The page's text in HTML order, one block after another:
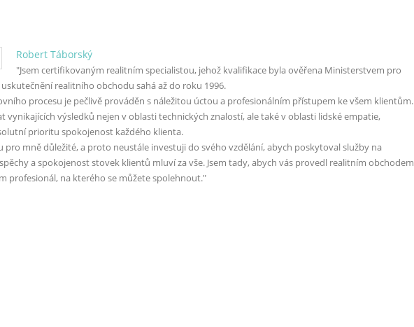
Robert Táborský
"Jsem certifikovaným realitním specialistou, jehož kvalifikace byla ověřena Ministerstvem pro
realitního obchodu sahá až do roku 1996.
procesu je pečlivě prováděn s náležitou úctou a profesionálním přístupem ke všem klientům.
vynikajících výsledků nejen v oblasti technických znalostí, ale také v oblasti lidské empatie,
prioritu spokojenost každého klienta.
pro mně důležité, a proto neustále investuji do svého vzdělání, abych poskytoval služby na
a spokojenost stovek klientů mluví za vše. Jsem tady, abych vás provedl realitním obchodem
profesionál, na kterého se můžete spolehnout."